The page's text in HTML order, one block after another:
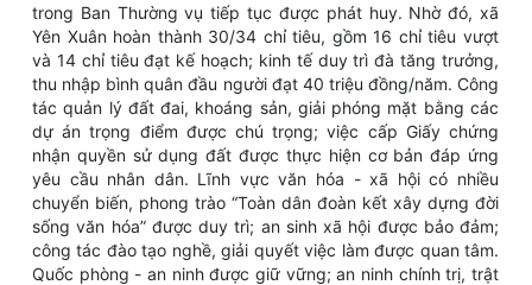
trong Ban Thường vụ tiếp tục được phát huy. Nhờ đó, xã
Yên Xuân hoàn thành 30/34 chỉ tiêu, gồm 16 chỉ tiêu vượt
và 14 chỉ tiêu đạt kế hoạch; kinh tế duy trì đà tăng trưởng,
thu nhập bình quân đầu người đạt 40 triệu đồng/năm. Công
tác quản lý đất đai, khoáng sản, giải phóng mặt bằng các
dự án trọng điểm được chú trọng; việc cấp Giấy chứng
nhận quyền sử dụng đất được thực hiện cơ bản đáp ứng
yêu cầu nhân dân. Lĩnh vực văn hóa - xã hội có nhiều
chuyển biến, phong trào “Toàn dân đoàn kết xây dựng đời
sống văn hóa” được duy trì; an sinh xã hội được bảo đảm;
công tác đào tạo nghề, giải quyết việc làm được quan tâm.
Quốc phòng - an ninh được giữ vững; an ninh chính trị, trật